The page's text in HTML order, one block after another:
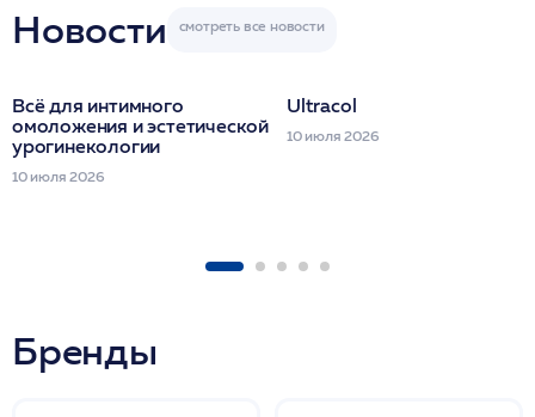
Новости
Всё для интимного
омоложения и эстетической
урогинекологии
10 июля 2026
Ultracol
10 июля 2026
Бренды